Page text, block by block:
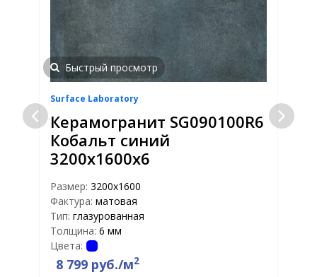
Быстрый просмотр
Surface Laboratory
Керамогранит SG090100R6
Кобальт синий
3200х1600х6
Размер: 3200x1600
Фактура: матовая
Тип: глазурованная
Толщина: 6 мм
Цвета:
8 799 руб./м2